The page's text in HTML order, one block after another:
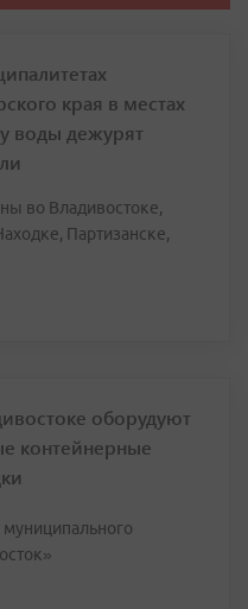
края в местах
воды дежурят
во Владивостоке,
Партизанске,
оборудуют
контейнерные
муниципального